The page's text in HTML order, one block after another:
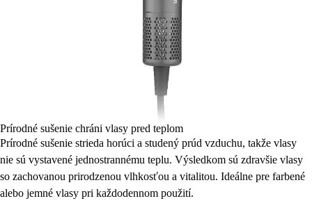
Prírodné sušenie chráni vlasy pred teplom
Prírodné sušenie strieda horúci a studený prúd vzduchu, takže vlasy
nie sú vystavené jednostrannému teplu. Výsledkom sú zdravšie vlasy
so zachovanou prirodzenou vlhkosťou a vitalitou. Ideálne pre farbené
alebo jemné vlasy pri každodennom použití.